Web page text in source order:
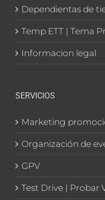
Dependientas de
Temp ETT | Tema
Informacion legal
SERVICIOS
Marketing
Organización de
GPV
Test Drive | Probar